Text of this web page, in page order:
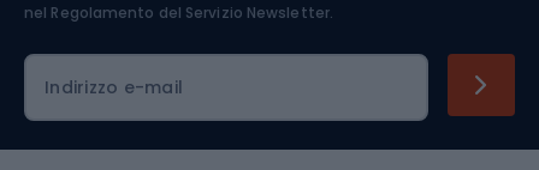
nel Regolamento del Servizio Newsletter.
Indirizzo e-mail